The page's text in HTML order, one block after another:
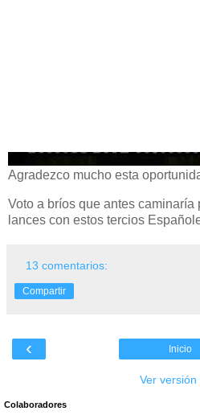
Agradezco mucho esta
Voto a bríos que antes caminaría
lances con estos tercios
13 comentarios:
Compartir
‹ Inicio
Ver versión
Colaboradores